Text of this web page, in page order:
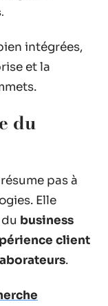
intégrées,
et la
du
pas à
Elle
business
client
.